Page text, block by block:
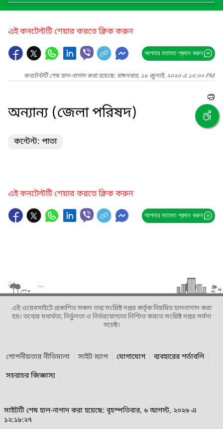
এই কনটেন্টটি শেয়ার করতে ক্লিক করুন
আপনার মতামত প্রদান করুন
কনটেন্টটি শেষ হাল-নাগাদ করা হয়েছে: মঙ্গলবার, ১৮ জুলাই, ২০২৩ এ ১০:০০ PM
অন্যান্য (জেলা পরিষদ)
কন্টেন্ট: পাতা
এই কনটেন্টটি শেয়ার করতে ক্লিক করুন
আপনার মতামত প্রদান করুন
এই ওয়েবসাইটে প্রকাশিত সকল তথ্য সংশ্লিষ্ট দপ্তর কর্তৃক নিয়মিত হালনাগাদ করা
হয়। তথ্যের যথার্থতা, নির্ভুলতা ও নির্ভরযোগ্যতা নিশ্চিত করতে সংশ্লিষ্ট দপ্তর সর্বদা
সচেষ্ট।
গোপনীয়তার নীতিমালা সাইট ম্যাপ যোগাযোগ
ব্যবহারের শর্তাবলি
সচরাচর জিজ্ঞাস্য
সাইটটি শেষ হাল-নাগাদ করা হয়েছে: বৃহস্পতিবার, ৬ আগস্ট, ২০২৬ এ
১২:১৮:২৭